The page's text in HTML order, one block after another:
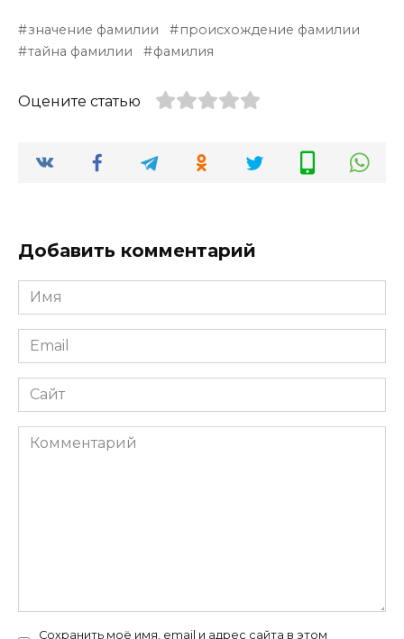
значение фамилии
происхождение фамилии
тайна фамилии
фамилия
Оцените статью
Добавить комментарий
Имя
*
Email
*
Сайт
Комментарий
Сохранить моё имя, email и адрес сайта в этом